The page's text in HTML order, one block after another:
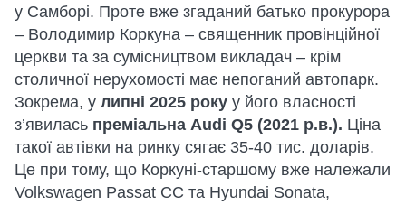
у Самборі. Проте вже згаданий батько прокурора
– Володимир Коркуна – священник провінційної
церкви та за сумісництвом викладач – крім
столичної нерухомості має непоганий автопарк.
Зокрема, у липні 2025 року у його власності
з’явилась преміальна Audi Q5 (2021 р.в.). Ціна
такої автівки на ринку сягає 35-40 тис. доларів.
Це при тому, що Коркуні-старшому вже належали
Volkswagen Passat CC та Hyundai Sonata,